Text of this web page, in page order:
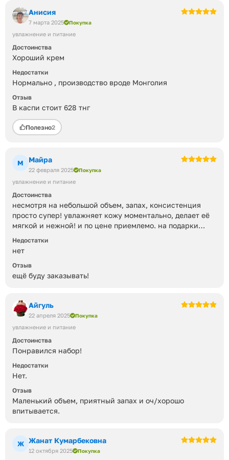
Анисия
7 марта 2025 Покупка
увлажнение и питание
Достоинства
Хороший крем
Недостатки
Нормально , производство вроде Монголия
Отзыв
В каспи стоит 628 тнг
Полезно2
М Майра
22 февраля 2025 Покупка
увлажнение и питание
Достоинства
несмотря на небольшой объем, запах, консистенция
просто супер! увлажняет кожу моментально, делает её
мягкой и нежной! и по цене приемлемо. на подарки
Недостатки
нет
Отзыв
ещё буду заказывать!
Айгуль
22 апреля 2025 Покупка
увлажнение и питание
Достоинства
Понравился набор!
Недостатки
Нет.
Отзыв
Маленький объем, приятный запах и оч/хорошо
впитывается.
Ж Жанат Кумарбековна
12 октября 2025 Покупка